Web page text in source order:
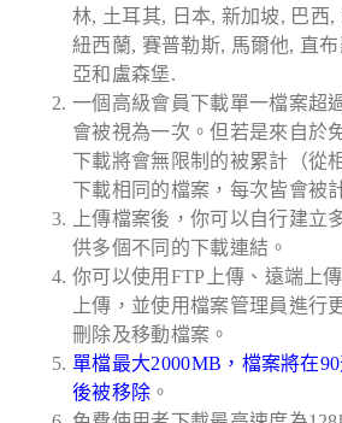
林, 土耳其, 日本, 新加坡, 巴西,
紐西蘭, 賽普勒斯, 馬爾他, 直
亞和盧森堡.
一個高級會員下載單一檔案超
會被視為一次。但若是來自於
下載將會無限制的被累計（從
下載相同的檔案，每次皆會被
上傳檔案後，你可以自行建立
供多個不同的下載連結。
你可以使用FTP上傳、遠端上
上傳，並使用檔案管理員進行
刪除及移動檔案。
單檔最大2000MB，檔案將在
後被移除 。